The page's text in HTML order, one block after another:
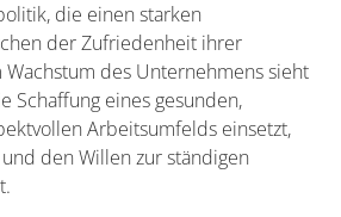
die einen starken
der Zufriedenheit ihrer
des Unternehmens sieht
Schaffung eines gesunden,
Arbeitsumfelds einsetzt,
den Willen zur ständigen